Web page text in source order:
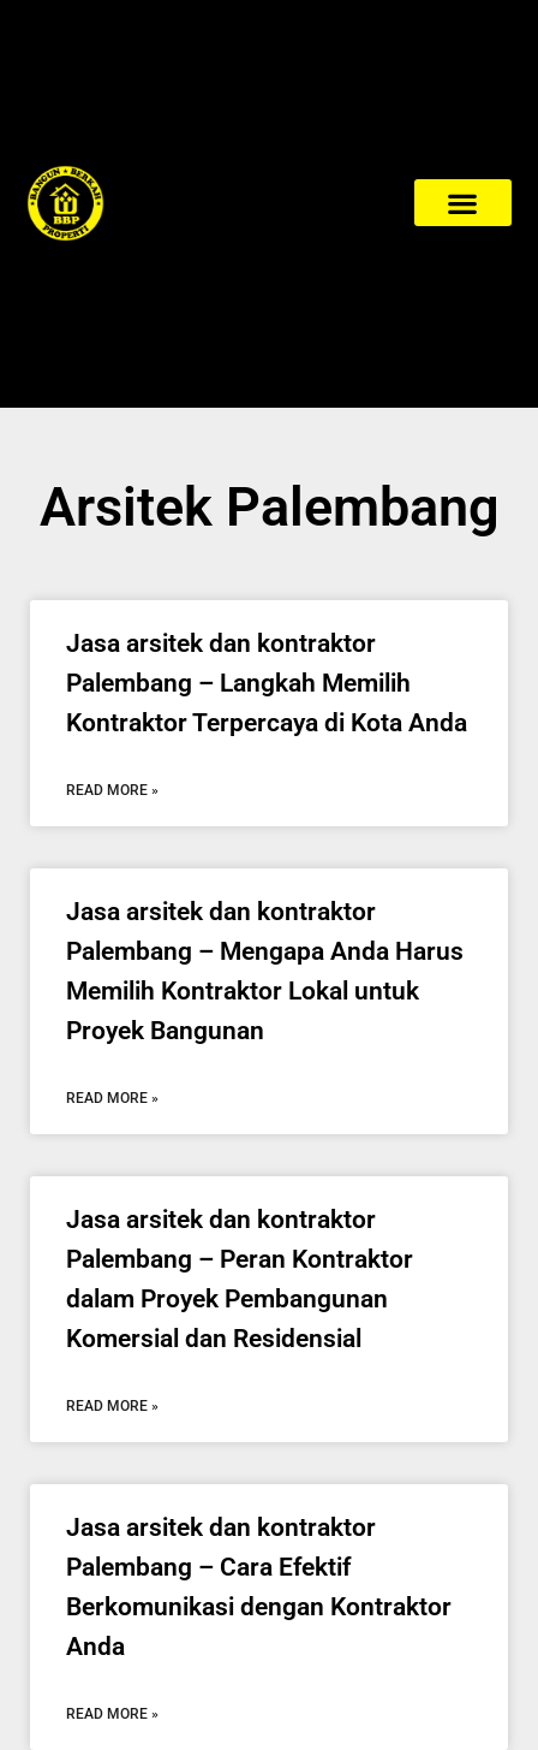
Arsitek Palembang
Jasa arsitek dan kontraktor
Palembang – Langkah Memilih
Kontraktor Terpercaya di Kota Anda
READ MORE »
Jasa arsitek dan kontraktor
Palembang – Mengapa Anda Harus
Memilih Kontraktor Lokal untuk
Proyek Bangunan
READ MORE »
Jasa arsitek dan kontraktor
Palembang – Peran Kontraktor
dalam Proyek Pembangunan
Komersial dan Residensial
READ MORE »
Jasa arsitek dan kontraktor
Palembang – Cara Efektif
Berkomunikasi dengan Kontraktor
Anda
READ MORE »